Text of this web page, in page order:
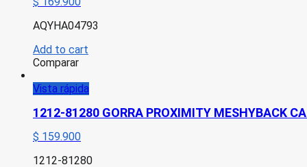
AQYHA04793
Add to cart
Comparar
Vista rápida
1212-81280 GORRA PROXIMITY MESHYBACK
$ 159.900
1212-81280